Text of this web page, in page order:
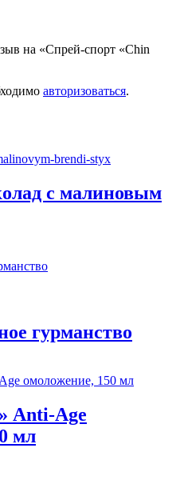
на «Спрей-спорт «Сhin
авторизоваться.
с малиновым
гурманство
Anti-Age
мл